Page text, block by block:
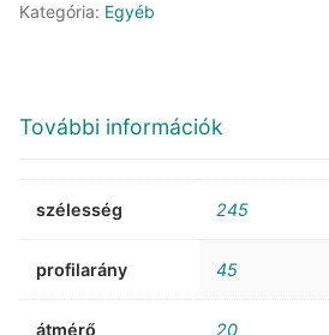
Kategória: Egyéb
További információk
szélesség 245
profilarány 45
átmérő 20